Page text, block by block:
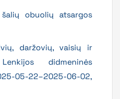
šalių obuolių atsargos
daržovių, vaisių ir
didmeninės
05-22–2025-06-02,